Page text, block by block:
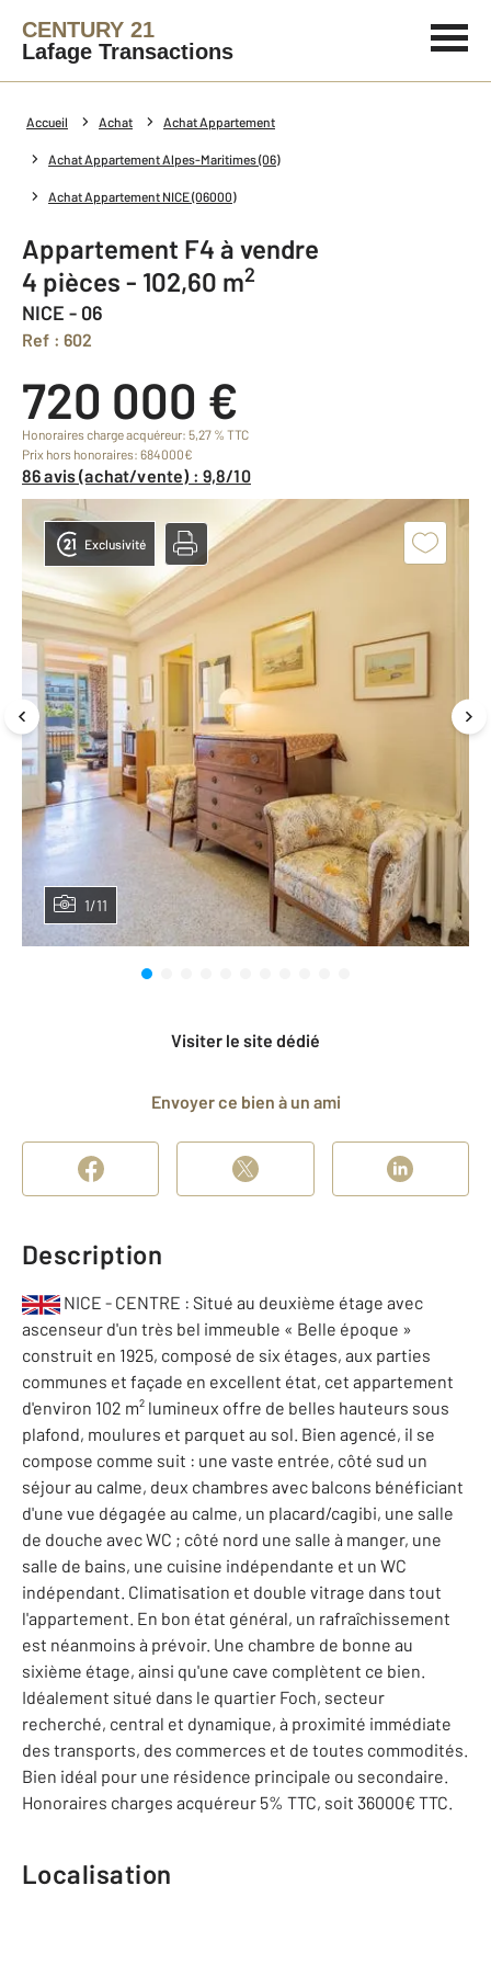
CENTURY 21
Lafage Transactions
Accueil Achat Achat Appartement
Achat Appartement Alpes-Maritimes (06)
Achat Appartement NICE (06000)
Appartement F4 à vendre
4 pièces - 102,60 m2
NICE - 06
Ref : 602
720 000 €
Honoraires charge acquéreur: 5,27 % TTC
Prix hors honoraires: 684000€
86 avis (achat/vente) : 9,8/10
1/11
Exclusivité
Visiter le site dédié
Envoyer ce bien à un ami
Description
NICE - CENTRE : Situé au deuxième étage avec
ascenseur d'un très bel immeuble « Belle époque »
construit en 1925, composé de six étages, aux parties
communes et façade en excellent état, cet appartement
d'environ 102 m² lumineux offre de belles hauteurs sous
plafond, moulures et parquet au sol. Bien agencé, il se
compose comme suit : une vaste entrée, côté sud un
séjour au calme, deux chambres avec balcons bénéficiant
d'une vue dégagée au calme, un placard/cagibi, une salle
de douche avec WC ; côté nord une salle à manger, une
salle de bains, une cuisine indépendante et un WC
indépendant. Climatisation et double vitrage dans tout
l'appartement. En bon état général, un rafraîchissement
est néanmoins à prévoir. Une chambre de bonne au
sixième étage, ainsi qu'une cave complètent ce bien.
Idéalement situé dans le quartier Foch, secteur
recherché, central et dynamique, à proximité immédiate
des transports, des commerces et de toutes commodités.
Bien idéal pour une résidence principale ou secondaire.
Honoraires charges acquéreur 5% TTC, soit 36000€ TTC.
Localisation